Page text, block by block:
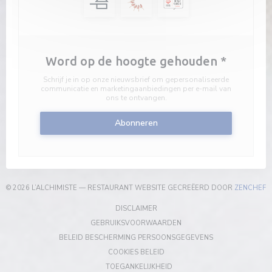
Word op de hoogte gehouden *
Schrijf je in op onze nieuwsbrief om gepersonaliseerde
communicatie en marketingaanbiedingen per e-mail van
ons te ontvangen.
Abonneren
© 2026 L’ALCHIMISTE — RESTAURANT WEBSITE GECREËERD DOOR ZENCHEF
DISCLAIMER((OPENT IN EEN NIEUW VENSTER))
GEBRUIKSVOORWAARDEN
BELEID BESCHERMING PERSOONSGEGEVENS((OPENT IN EEN
COOKIES BELEID((OPENT IN EEN NIEUW
TOEGANKELIJKHEID